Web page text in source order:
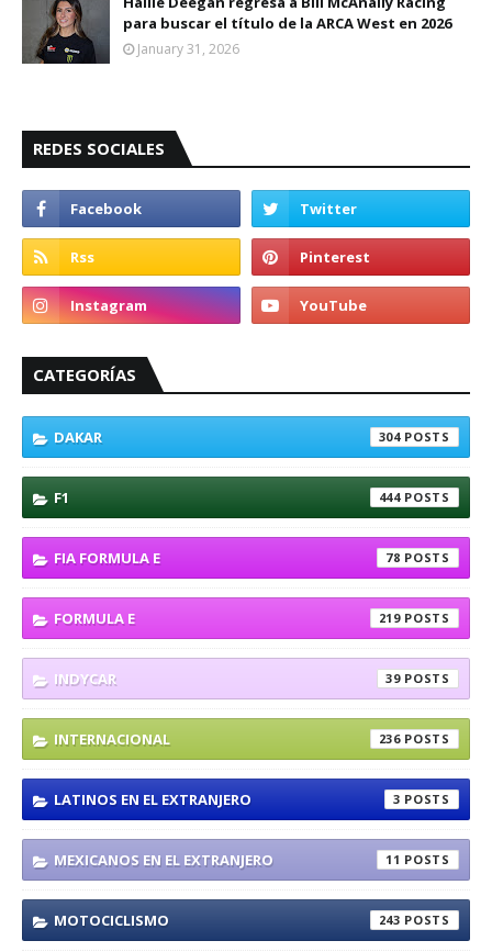
para buscar el título de la ARCA West en 2026
January 31, 2026
REDES SOCIALES
CATEGORÍAS
DAKAR 304
F1 444
FIA FORMULA E 78
FORMULA E 219
INDYCAR 39
INTERNACIONAL 236
LATINOS EN EL EXTRANJERO 3
MEXICANOS EN EL EXTRANJERO 11
MOTOCICLISMO 243